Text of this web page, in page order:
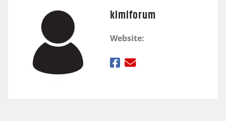
kimiforum
Website: